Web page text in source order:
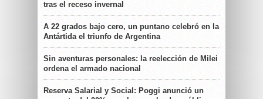
tras el receso invernal
A 22 grados bajo cero, un puntano celebró en la
Antártida el triunfo de Argentina
Sin aventuras personales: la reelección de Milei
ordena el armado nacional
Reserva Salarial y Social: Poggi anunció un